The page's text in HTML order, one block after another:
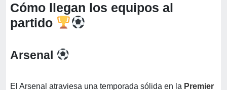
Cómo llegan los equipos al
partido
Arsenal
El Arsenal atraviesa una temporada sólida en la Premier